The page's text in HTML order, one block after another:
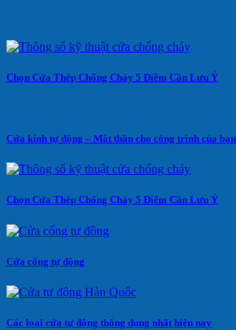
Chọn Cửa Thép Chống Cháy 5 Điểm Cần Lưu Ý
Cửa kính tự động – Mắt thần cho công trình của bạn
Chọn Cửa Thép Chống Cháy 5 Điểm Cần Lưu Ý
Cửa cổng tự động
Các loại cửa tự động thông dụng nhất hiện nay